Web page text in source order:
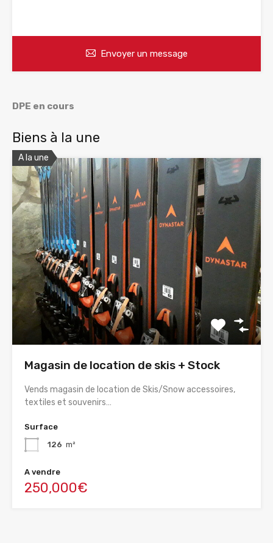
Envoyer un message
DPE en cours
Biens à la une
A la une
Magasin de location de skis + Stock
Vends magasin de location de Skis/Snow accessoires,
textiles et souvenirs…
Surface
126 m²
A vendre
250,000€